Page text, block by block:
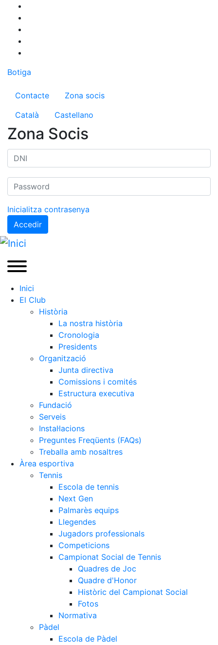
contingut
Botiga
Menú del compte d'usuari
Contacte
Zona socis
Català
Castellano
Zona Socis
Inicialitza contrasenya
Accedir
Inici
El Club
Història
La nostra història
Cronologia
Presidents
Organització
Junta directiva
Comissions i comités
Estructura executiva
Fundació
Serveis
Instal·lacions
Preguntes Freqüents (FAQs)
Treballa amb nosaltres
Àrea esportiva
Tennis
Escola de tennis
Next Gen
Palmarès equips
Llegendes
Jugadors professionals
Competicions
Campionat Social de Tennis
Quadres de Joc
Quadre d'Honor
Històric del Campionat Social
Fotos
Normativa
Pàdel
Escola de Pàdel